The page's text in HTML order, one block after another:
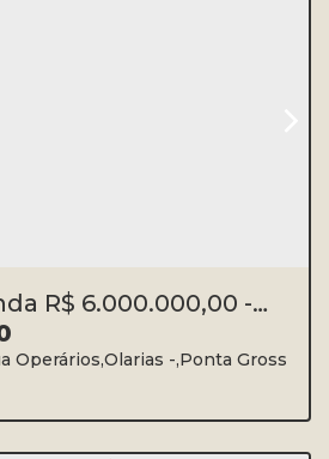
R$ 6.000.000,00 -
Operários,Olarias ,Ponta Grossa